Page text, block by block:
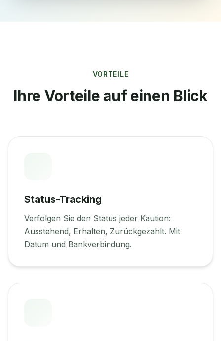
VORTEILE
Ihre Vorteile auf einen Blick
Status-Tracking
Verfolgen Sie den Status jeder Kaution:
Ausstehend, Erhalten, Zurückgezahlt. Mit
Datum und Bankverbindung.